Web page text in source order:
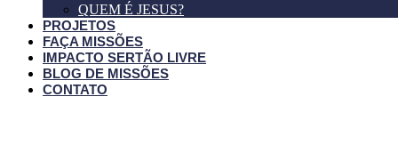
QUEM É JESUS?
PROJETOS
FAÇA MISSÕES
IMPACTO SERTÃO LIVRE
BLOG DE MISSÕES
CONTATO